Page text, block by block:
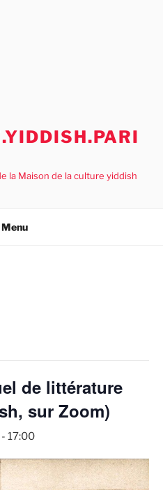
la Maison de la culture yiddish
Menu
de littérature
sur Zoom)
-17:00